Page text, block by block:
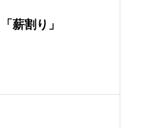
薪割り」